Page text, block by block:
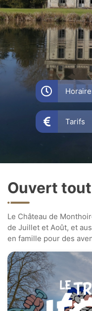
Tarifs
Ouvert
Le Château de
de Juillet et Août, et
en famille pour des